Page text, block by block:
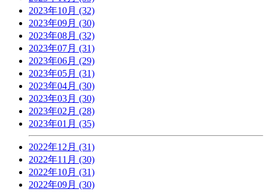
2023年10月 (32)
2023年09月 (30)
2023年08月 (32)
2023年07月 (31)
2023年06月 (29)
2023年05月 (31)
2023年04月 (30)
2023年03月 (30)
2023年02月 (28)
2023年01月 (35)
2022年12月 (31)
2022年11月 (30)
2022年10月 (31)
2022年09月 (30)